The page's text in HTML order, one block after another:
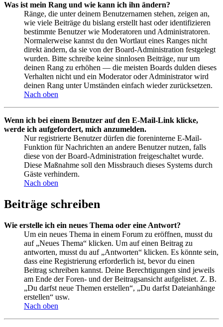
Was ist mein Rang und wie kann ich ihn ändern?
Ränge, die unter deinem Benutzernamen stehen, zeigen an,
wie viele Beiträge du bislang erstellt hast oder identifizieren
bestimmte Benutzer wie Moderatoren und Administratoren.
Normalerweise kannst du den Wortlaut eines Ranges nicht
direkt ändern, da sie von der Board-Administration festgelegt
wurden. Bitte schreibe keine sinnlosen Beiträge, nur um
deinen Rang zu erhöhen — die meisten Boards dulden dieses
Verhalten nicht und ein Moderator oder Administrator wird
deinen Rang unter Umständen einfach wieder zurücksetzen.
Nach oben
Wenn ich bei einem Benutzer auf den E-Mail-Link klicke,
werde ich aufgefordert, mich anzumelden.
Nur registrierte Benutzer dürfen die foreninterne E-Mail-
Funktion für Nachrichten an andere Benutzer nutzen, falls
diese von der Board-Administration freigeschaltet wurde.
Diese Maßnahme soll den Missbrauch dieses Systems durch
Gäste verhindern.
Nach oben
Beiträge schreiben
Wie erstelle ich ein neues Thema oder eine Antwort?
Um ein neues Thema in einem Forum zu eröffnen, musst du
auf „Neues Thema“ klicken. Um auf einen Beitrag zu
antworten, musst du auf „Antworten“ klicken. Es könnte sein,
dass eine Registrierung erforderlich ist, bevor du einen
Beitrag schreiben kannst. Deine Berechtigungen sind jeweils
am Ende der Foren- und der Beitragsansicht aufgelistet. Z. B.
„Du darfst neue Themen erstellen“, „Du darfst Dateianhänge
erstellen“ usw.
Nach oben